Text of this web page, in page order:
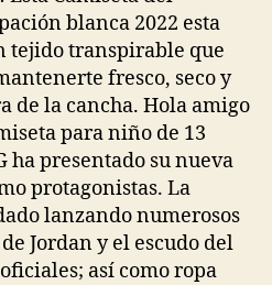
blanca 2022 esta
tejido transpirable que
fresco, seco y
de la cancha. Hola amigo
para niño de 13
ha presentado su nueva
protagonistas. La
lanzando numerosos
Jordan y el escudo del
así como ropa